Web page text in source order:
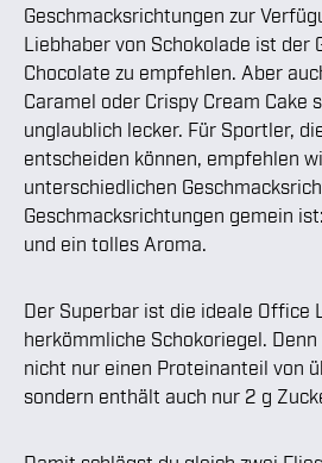
Geschmacksrichtungen zur
Liebhaber von Schokolade ist der
Chocolate zu empfehlen. Aber
Caramel oder Crispy Cream Cake
unglaublich lecker. Für Sportler,
entscheiden können, empfehlen
unterschiedlichen
Geschmacksrichtungen gemein
und ein tolles Aroma.
Der Superbar ist die ideale Office
herkömmliche Schokoriegel.
nicht nur einen Proteinanteil von
sondern enthält auch nur 2 g